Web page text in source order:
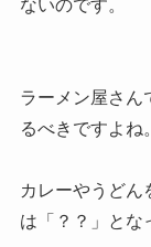
ないのです。
ラーメン屋さん
るべきですよね。
カレーやうどん
は「？？」とな